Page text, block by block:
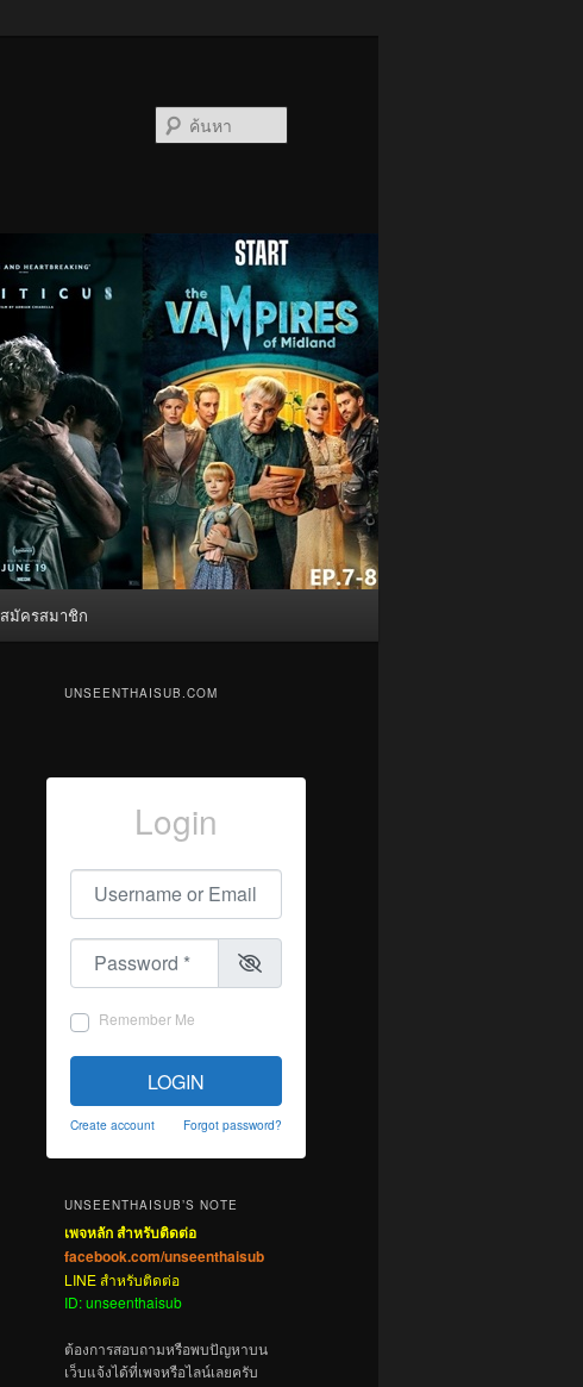
สมัครสมาชิก
UNSEENTHAISUB.COM
Login
Username or Email
Password
Remember Me
LOGIN
Create account Forgot password?
UNSEENTHAISUB’S NOTE
เพจหลัก สำหรับติดต่อ
facebook.com/unseenthaisub
LINE สำหรับติดต่อ
ID: unseenthaisub
ต้องการสอบถามหรือพบปัญหาบน
เว็บแจ้งได้ที่เพจหรือไลน์เลยครับ